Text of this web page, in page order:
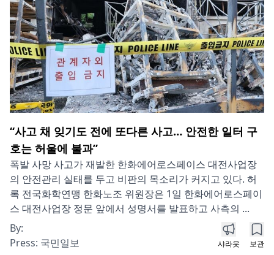
“사고 채 잊기도 전에 또다른 사고… 안전한 일터 구
호는 허울에 불과”
폭발 사망 사고가 재발한 한화에어로스페이스 대전사업장
의 안전관리 실태를 두고 비판의 목소리가 커지고 있다. 허
록 전국화학연맹 한화노조 위원장은 1일 한화에어로스페이
스 대전사업장 정문 앞에서 성명서를 발표하고 사측의 ...
By:
Press: 국민일보 샤라웃 보관